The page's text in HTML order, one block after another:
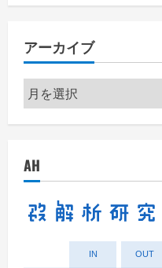
ー
アーカイブ
ア
ー
ブ
AH